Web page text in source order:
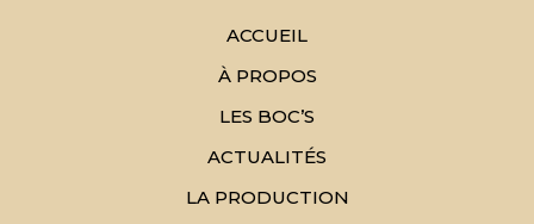
ACCUEIL
À PROPOS
LES BOC’S
ACTUALITÉS
LA PRODUCTION